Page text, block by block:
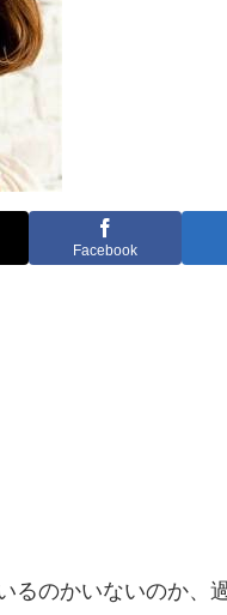
Facebook
るのかいないのか、